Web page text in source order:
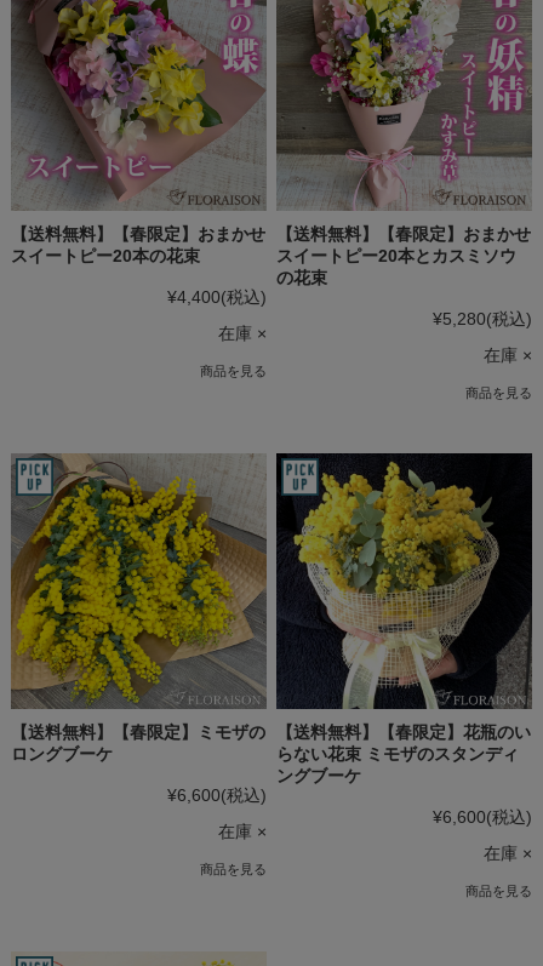
【送料無料】【春限定】おまかせ
スイートピー20本の花束
¥4,400(税込)
在庫 ×
商品を見る
【送料無料】【春限定】おまかせ
スイートピー20本とカスミソウ
の花束
¥5,280(税込)
在庫 ×
商品を見る
【送料無料】【春限定】ミモザの
ロングブーケ
¥6,600(税込)
在庫 ×
商品を見る
【送料無料】【春限定】花瓶のい
らない花束 ミモザのスタンディ
ングブーケ
¥6,600(税込)
在庫 ×
商品を見る